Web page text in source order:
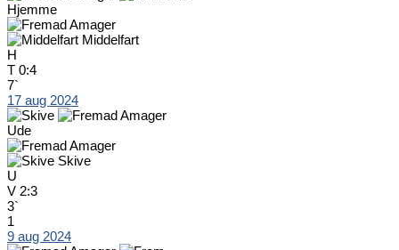
Hjemme
Middelfart
H
T 0:4
7`
17 aug 2024
Ude
Skive
U
V 2:3
3`
1
9 aug 2024